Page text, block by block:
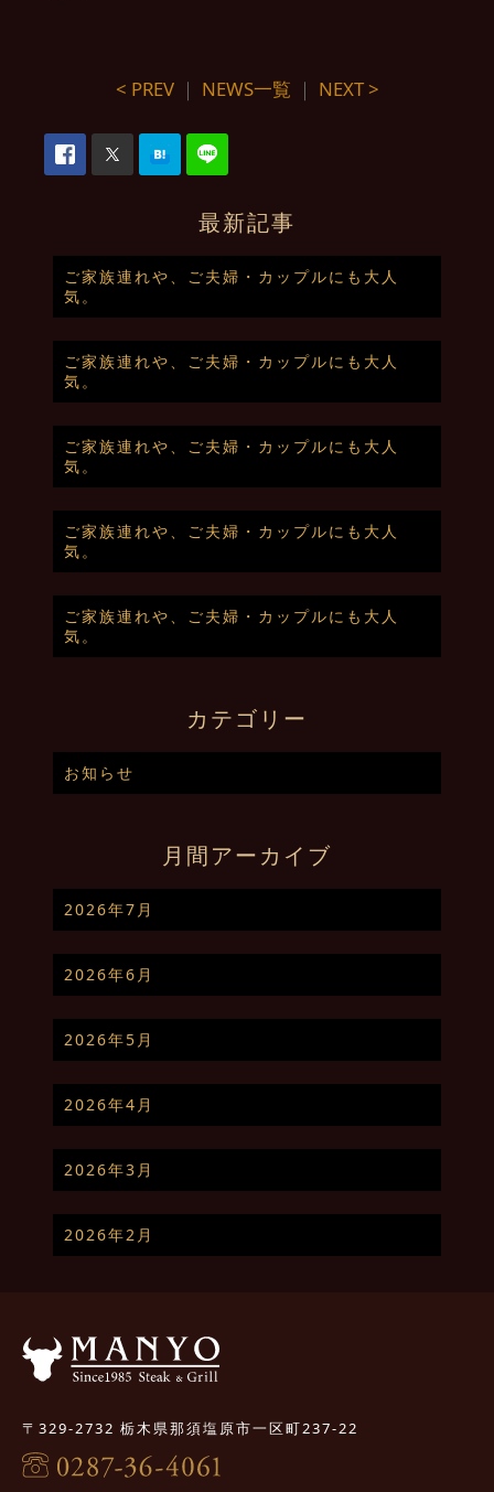
< PREV｜ NEWS一覧 ｜ NEXT >
最新記事
ご家族連れや、ご夫婦・カップルにも大人
気。
ご家族連れや、ご夫婦・カップルにも大人
気。
ご家族連れや、ご夫婦・カップルにも大人
気。
ご家族連れや、ご夫婦・カップルにも大人
気。
ご家族連れや、ご夫婦・カップルにも大人
気。
カテゴリー
お知らせ
月間アーカイブ
2026年7月
2026年6月
2026年5月
2026年4月
2026年3月
2026年2月
〒329-2732 栃木県那須塩原市一区町237-22